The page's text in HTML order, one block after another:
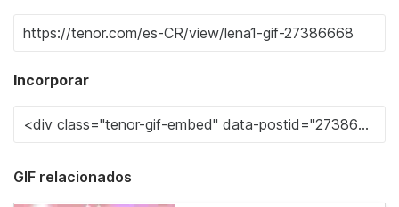
Incorporar
GIF relacionados